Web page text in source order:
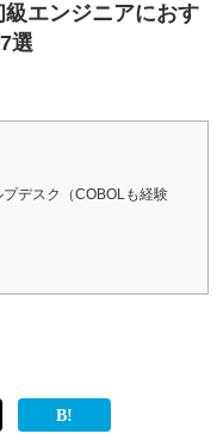
エンジニアにおす
選
デスク（COBOLも経験